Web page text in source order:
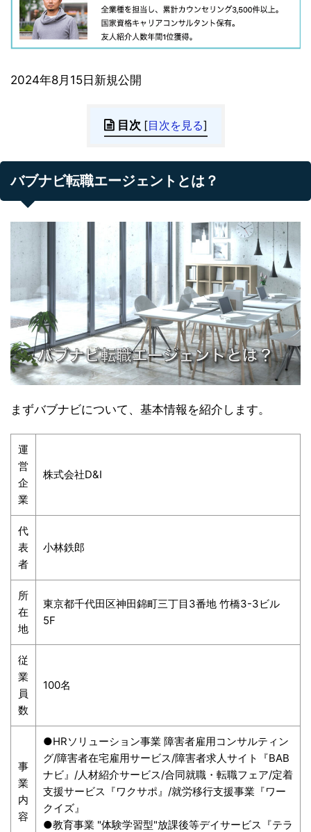
2024年8月15日新規公開
目次 [目次を見る]
バブナビ転職エージェントとは？
まずバブナビについて、基本情報を紹介します。
運
営
企
業
株式会社D&I
代
表
者
小林鉄郎
所
在
地
東京都千代田区神田錦町三丁目3番地 竹橋3-3ビル
5F
従
業
員
数
100名
事
業
内
容
●HRソリューション事業 障害者雇用コンサルティン
グ/障害者在宅雇用サービス/障害者求人サイト『BAB
ナビ』/人材紹介サービス/合同就職・転職フェア/定着
支援サービス『ワクサポ』/就労移行支援事業『ワー
クイズ』
●教育事業 "体験学習型"放課後等デイサービス『テラ